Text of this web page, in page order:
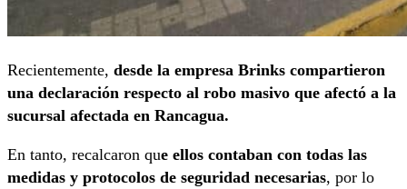
Recientemente, desde la empresa Brinks compartieron
una declaración respecto al robo masivo que afectó a la
sucursal afectada en Rancagua.
En tanto, recalcaron que ellos contaban con todas las
medidas y protocolos de seguridad necesarias, por lo